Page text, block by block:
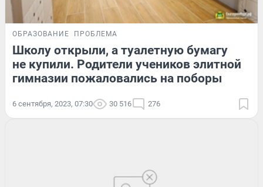
ОБРАЗОВАНИЕ ПРОБЛЕМА
Школу открыли, а туалетную бумагу
не купили. Родители учеников элитной
гимназии пожаловались на поборы
6 сентября, 2023, 07:30 30 516 276